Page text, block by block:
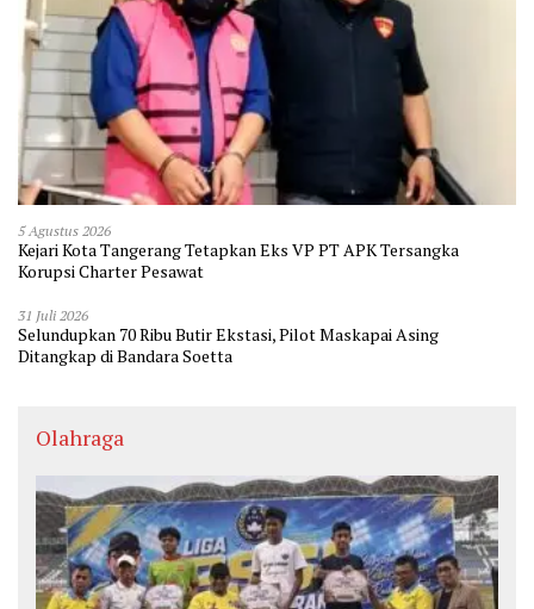
5 Agustus 2026
Kejari Kota Tangerang Tetapkan Eks VP PT APK Tersangka
Korupsi Charter Pesawat
31 Juli 2026
Selundupkan 70 Ribu Butir Ekstasi, Pilot Maskapai Asing
Ditangkap di Bandara Soetta
Olahraga